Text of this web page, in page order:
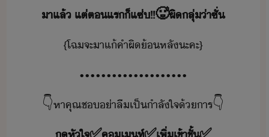
า​แล้​ ​แต่​ตแร​็​แซ่​!​!​🥵ผิลุ่่าซั่
{​โฉ​จะ​า​แ้คำผิ​้หลั​ะคะ​}
•​•​•​•​•​•​•​•​•​•​•​•​•​•​•​•​•​•​•​•
👇หาคุณช่าลืเป็ำลัใจ้าร👇